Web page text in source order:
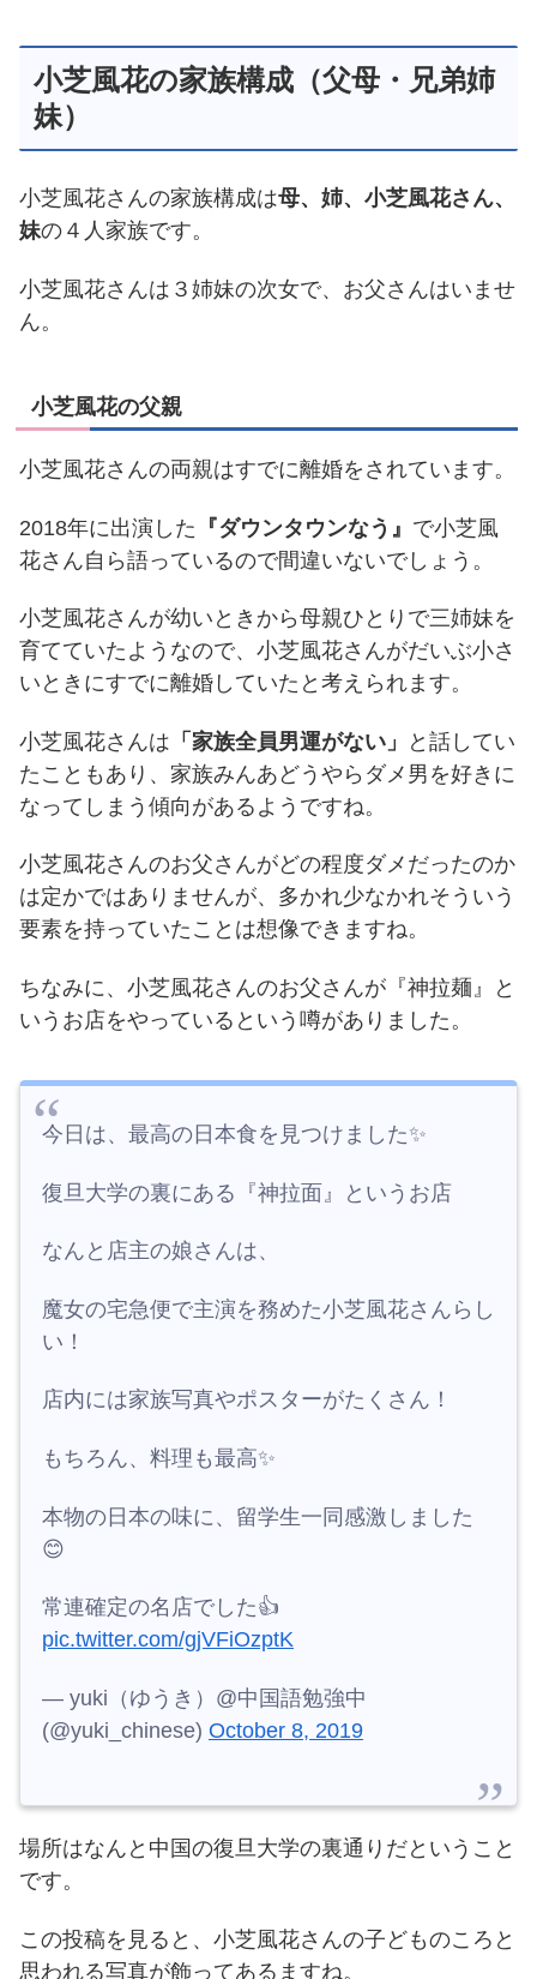
小芝風花の家族構成（父母・兄弟姉
妹）
小芝風花さんの家族構成は母、姉、小芝風花さん、
妹の４人家族です。
小芝風花さんは３姉妹の次女で、お父さんはいませ
ん。
小芝風花の父親
小芝風花さんの両親はすでに離婚をされています。
2018年に出演した 『ダウンタウンなう』 で小芝風
花さん自ら語っているので間違いないでしょう。
小芝風花さんが幼いときから母親ひとりで三姉妹を
育てていたようなので、小芝風花さんがだいぶ小さ
いときにすでに離婚していたと考えられます。
小芝風花さんは 「家族全員男運がない」
と話してい
たこともあり、家族みんあどうやらダメ男を好きに
なってしまう傾向があるようですね。
小芝風花さんのお父さんがどの程度ダメだったのか
は定かではありませんが、多かれ少なかれそういう
要素を持っていたことは想像できますね。
ちなみに、小芝風花さんのお父さんが『神拉麺』と
いうお店をやっているという噂がありました。
今日は、最高の日本食を見つけました✨
復旦大学の裏にある『神拉面』というお店
なんと店主の娘さんは、
魔女の宅急便で主演を務めた小芝風花さんらし
い！
店内には家族写真やポスターがたくさん！
もちろん、料理も最高✨
本物の日本の味に、留学生一同感激しました
😊
常連確定の名店でした👍
pic.twitter.com/gjVFiOzptK
— yuki（ゆうき）@中国語勉強中
(@yuki_chinese) October 8, 2019
場所はなんと中国の復旦大学の裏通りだということ
です。
この投稿を見ると、小芝風花さんの子どものころと
思われる写真が飾ってあるますね。